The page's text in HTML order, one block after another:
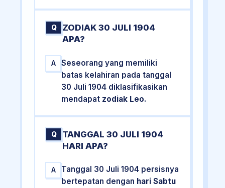
Q
ZODIAK 30 JULI 1904
APA?
A
Seseorang yang memiliki
batas kelahiran pada tanggal
30 Juli 1904 diklasifikasikan
mendapat zodiak Leo.
Q
TANGGAL 30 JULI 1904
HARI APA?
A
Tanggal 30 Juli 1904 persisnya
bertepatan dengan hari Sabtu